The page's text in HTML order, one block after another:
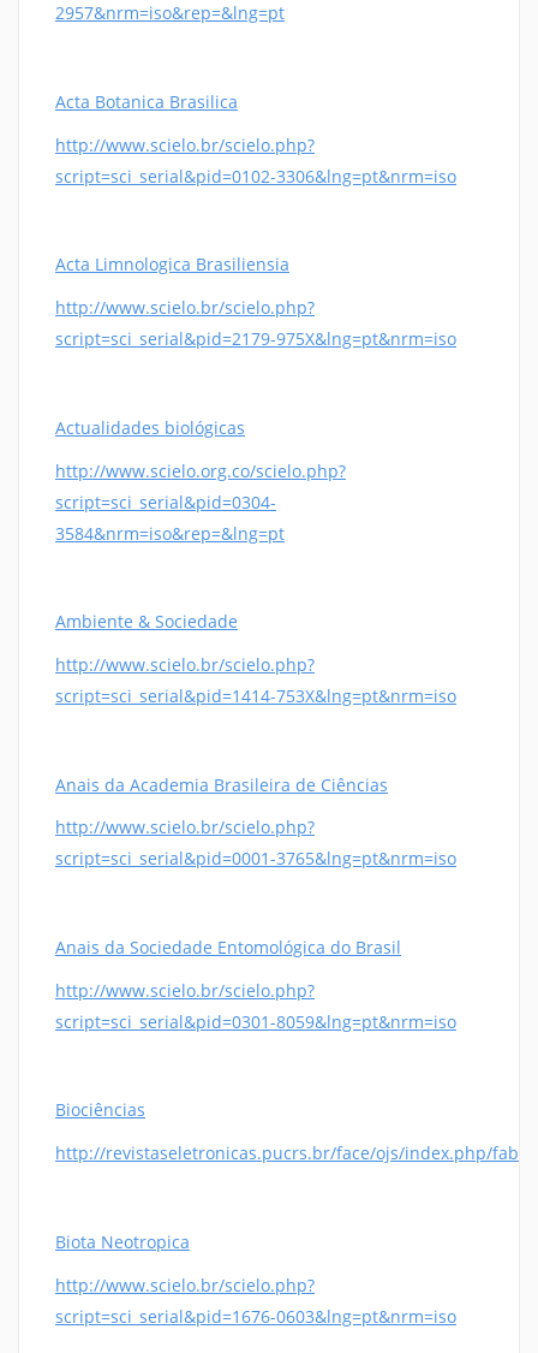
2957&nrm=iso&rep=&lng=pt
Acta Botanica Brasilica
http://www.scielo.br/scielo.php?
script=sci_serial&pid=0102-3306&lng=pt&nrm=iso
Acta Limnologica Brasiliensia
http://www.scielo.br/scielo.php?
script=sci_serial&pid=2179-975X&lng=pt&nrm=iso
Actualidades biológicas
http://www.scielo.org.co/scielo.php?
script=sci_serial&pid=0304-
3584&nrm=iso&rep=&lng=pt
Ambiente & Sociedade
http://www.scielo.br/scielo.php?
script=sci_serial&pid=1414-753X&lng=pt&nrm=iso
Anais da Academia Brasileira de Ciências
http://www.scielo.br/scielo.php?
script=sci_serial&pid=0001-3765&lng=pt&nrm=iso
Anais da Sociedade Entomológica do Brasil
http://www.scielo.br/scielo.php?
script=sci_serial&pid=0301-8059&lng=pt&nrm=iso
Biociências
http://revistaseletronicas.pucrs.br/face/ojs/index.php/
Biota Neotropica
http://www.scielo.br/scielo.php?
script=sci_serial&pid=1676-0603&lng=pt&nrm=iso